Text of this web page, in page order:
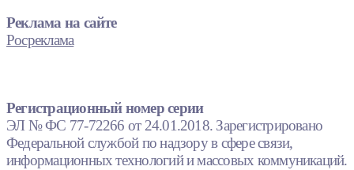
Реклама на сайте
Росреклама
Регистрационный номер серии
ЭЛ № ФС 77-72266 от 24.01.2018. Зарегистрировано
Федеральной службой по надзору в сфере связи,
информационных технологий и массовых коммуникаций.